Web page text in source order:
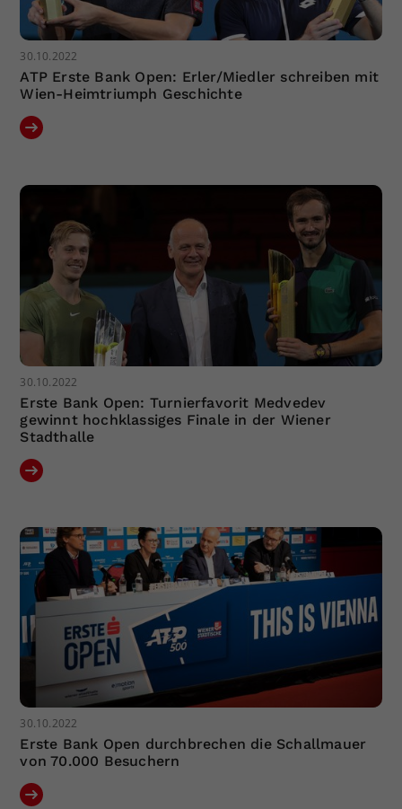
30.10.2022
ATP Erste Bank Open: Erler/Miedler schreiben mit
Wien-Heimtriumph Geschichte
30.10.2022
Erste Bank Open: Turnierfavorit Medvedev
gewinnt hochklassiges Finale in der Wiener
Stadthalle
30.10.2022
Erste Bank Open durchbrechen die Schallmauer
von 70.000 Besuchern